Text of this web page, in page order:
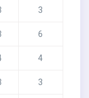
3
6
4
3